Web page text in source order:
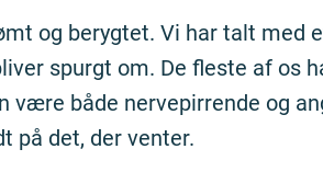
og berygtet. Vi har talt med
spurgt om. De fleste af os
være både nervepirrende og
på det, der venter.